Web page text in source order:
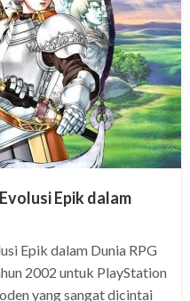
Epik dalam
Epik dalam Dunia RPG
2002 untuk PlayStation
yang sangat dicintai